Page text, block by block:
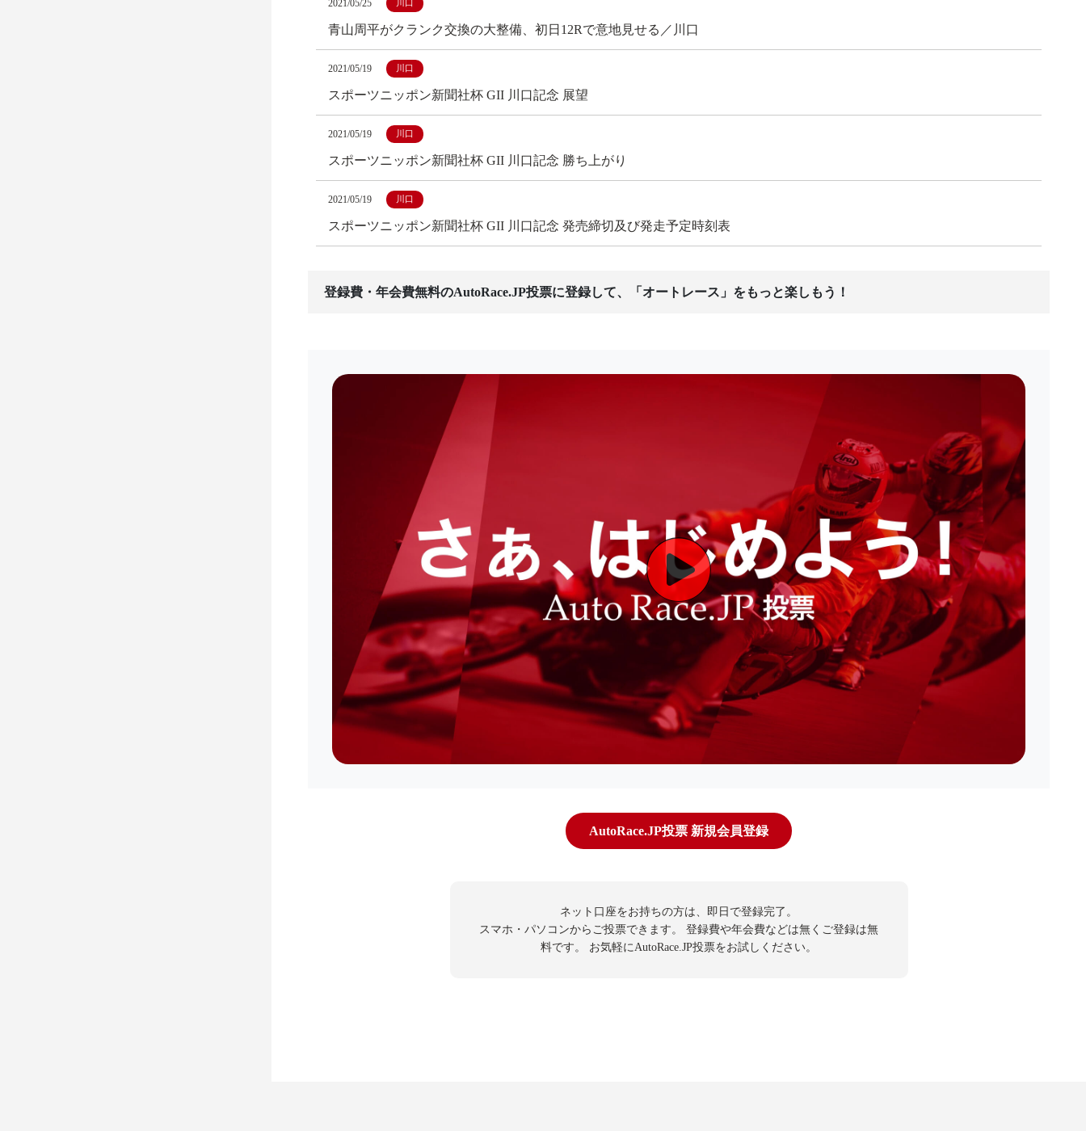
2021/05/25 川口
青山周平がクランク交換の大整備、初日12Rで意地見せる／川口
2021/05/19 川口
スポーツニッポン新聞社杯 GII 川口記念 展望
2021/05/19 川口
スポーツニッポン新聞社杯 GII 川口記念 勝ち上がり
2021/05/19 川口
スポーツニッポン新聞社杯 GII 川口記念 発売締切及び発走予定時刻表
登録費・年会費無料のAutoRace.JP投票に登録して、「オートレース」をもっと楽しもう！
AutoRace.JP投票 新規会員登録
ネット口座をお持ちの方は、即日で登録完了。
スマホ・パソコンからご投票できます。
登録費や年会費などは無くご登録は無
料です。
お気軽にAutoRace.JP投票をお試しください。